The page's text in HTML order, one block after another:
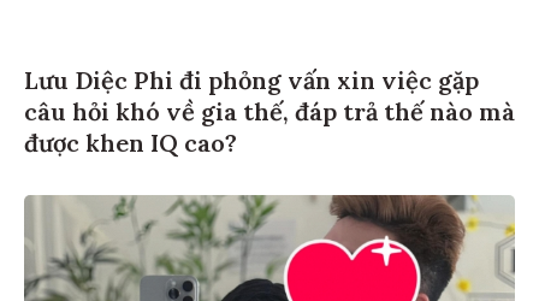
Lưu Diệc Phi đi phỏng vấn xin việc gặp
câu hỏi khó về gia thế, đáp trả thế nào mà
được khen IQ cao?